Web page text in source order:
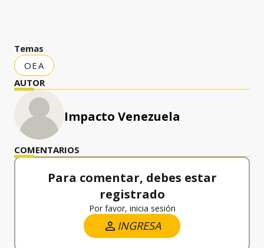
Temas
OEA
AUTOR
Impacto Venezuela
COMENTARIOS
Para comentar, debes estar
registrado
Por favor, inicia sesión
INGRESA